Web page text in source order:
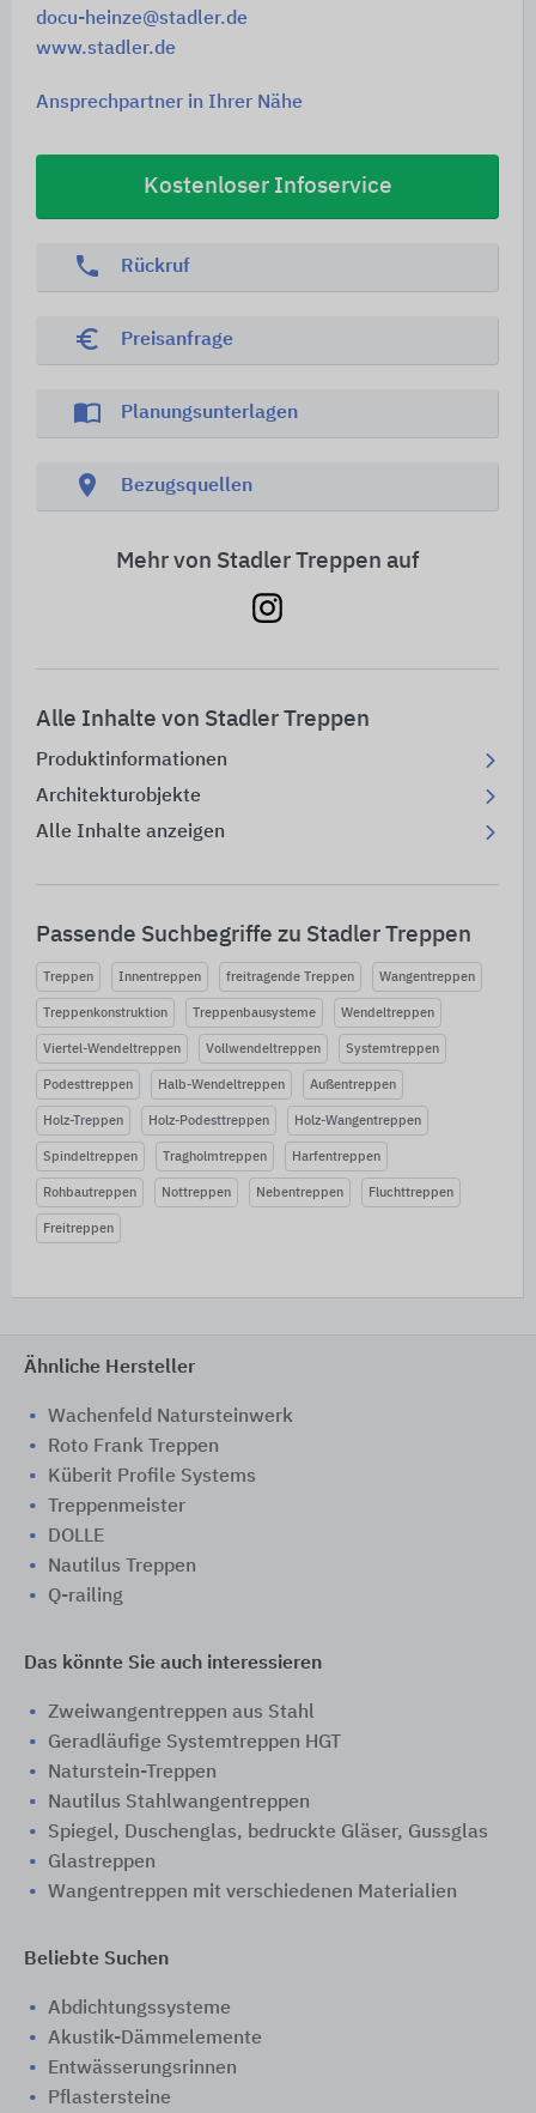
docu-heinze@stadler.de
www.stadler.de
Ansprechpartner in Ihrer Nähe
Kostenloser Infoservice
phone Rückruf
euro_symbol Preisanfrage
import_contacts Planungsunterlagen
location_on Bezugsquellen
Mehr von Stadler Treppen auf
Alle Inhalte von Stadler Treppen
Produktinformationen
Architekturobjekte
Alle Inhalte anzeigen
Passende Suchbegriffe zu Stadler Treppen
Treppen Innentreppen freitragende Treppen Wangentreppen
Treppenkonstruktion Treppenbausysteme Wendeltreppen
Viertel-Wendeltreppen Vollwendeltreppen Systemtreppen
Podesttreppen Halb-Wendeltreppen Außentreppen
Holz-Treppen Holz-Podesttreppen Holz-Wangentreppen
Spindeltreppen Tragholmtreppen Harfentreppen
Rohbautreppen Nottreppen Nebentreppen Fluchttreppen
Freitreppen
Ähnliche Hersteller
Wachenfeld Natursteinwerk
Roto Frank Treppen
Küberit Profile Systems
Treppenmeister
DOLLE
Nautilus Treppen
Q-railing
Das könnte Sie auch interessieren
Zweiwangentreppen aus Stahl
Geradläufige Systemtreppen HGT
Naturstein-Treppen
Nautilus Stahlwangentreppen
Spiegel, Duschenglas, bedruckte Gläser, Gussglas
Glastreppen
Wangentreppen mit verschiedenen Materialien
Beliebte Suchen
Abdichtungssysteme
Akustik-Dämmelemente
Entwässerungsrinnen
Pflastersteine